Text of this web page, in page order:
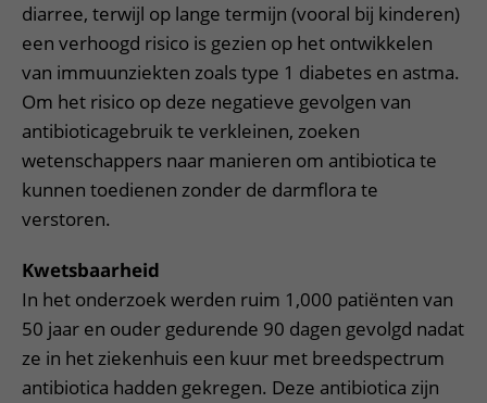
diarree, terwijl op lange termijn (vooral bij kinderen)
een verhoogd risico is gezien op het ontwikkelen
van immuunziekten zoals type 1 diabetes en astma.
Om het risico op deze negatieve gevolgen van
antibioticagebruik te verkleinen, zoeken
wetenschappers naar manieren om antibiotica te
kunnen toedienen zonder de darmflora te
verstoren.
Kwetsbaarheid
In het onderzoek werden ruim 1,000 patiënten van
50 jaar en ouder gedurende 90 dagen gevolgd nadat
ze in het ziekenhuis een kuur met breedspectrum
antibiotica hadden gekregen. Deze antibiotica zijn